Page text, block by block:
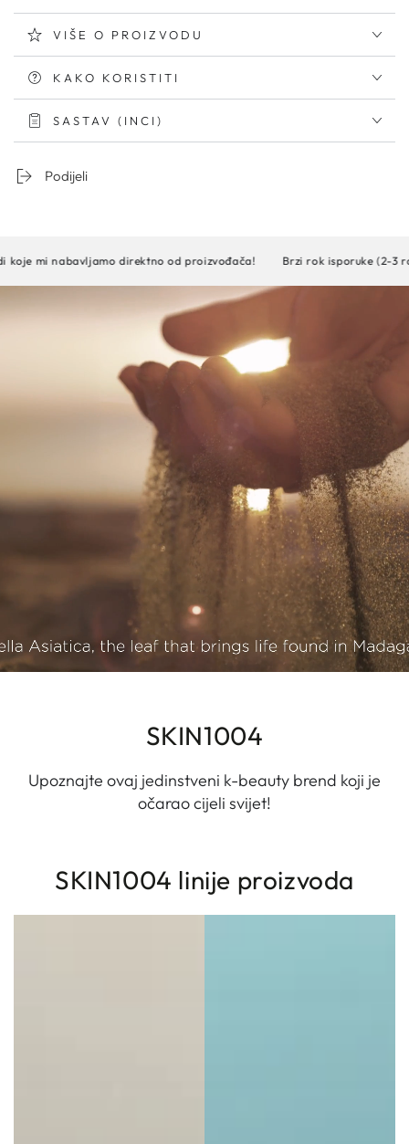
VIŠE O PROIZVODU
KAKO KORISTITI
SASTAV (INCI)
Podijeli
direktno od proizvođača! Brzi rok isporuke (2-3 radna dana)!
SKIN1004
Upoznajte ovaj jedinstveni k-beauty brend koji je
očarao cijeli svijet!
SKIN1004 linije proizvoda